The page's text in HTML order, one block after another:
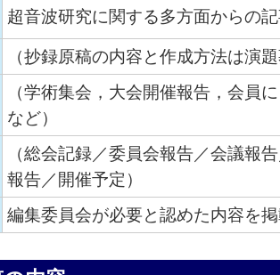
超音波研究に関する多方面からの
（抄録原稿の内容と作成方法は演
（学術集会，大会開催報告，会員
など）
（総会記録／委員会報告／会議報
報告／開催予定）
編集委員会が必要と認めた内容を